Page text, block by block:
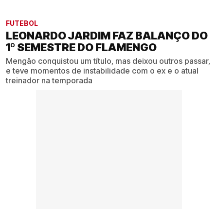
FUTEBOL
LEONARDO JARDIM FAZ BALANÇO DO
1º SEMESTRE DO FLAMENGO
Mengão conquistou um título, mas deixou outros passar,
e teve momentos de instabilidade com o ex e o atual
treinador na temporada